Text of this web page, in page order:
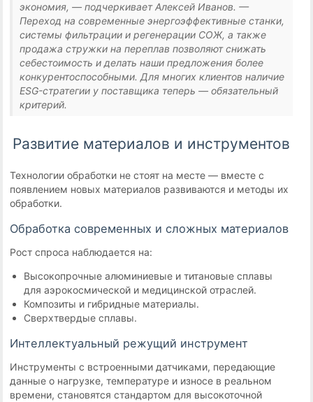
экономия, — подчеркивает Алексей Иванов. —
Переход на современные энергоэффективные станки,
системы фильтрации и регенерации СОЖ, а также
продажа стружки на переплав позволяют снижать
себестоимость и делать наши предложения более
конкурентоспособными. Для многих клиентов наличие
ESG-стратегии у поставщика теперь — обязательный
критерий.
Развитие материалов и инструментов
Технологии обработки не стоят на месте — вместе с
появлением новых материалов развиваются и методы их
обработки.
Обработка современных и сложных материалов
Рост спроса наблюдается на:
Высокопрочные алюминиевые и титановые сплавы
для аэрокосмической и медицинской отраслей.
Композиты и гибридные материалы.
Сверхтвердые сплавы.
Интеллектуальный режущий инструмент
Инструменты с встроенными датчиками, передающие
данные о нагрузке, температуре и износе в реальном
времени, становятся стандартом для высокоточной